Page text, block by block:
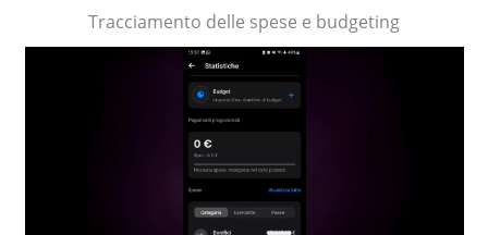
Tracciamento delle spese e budgeting